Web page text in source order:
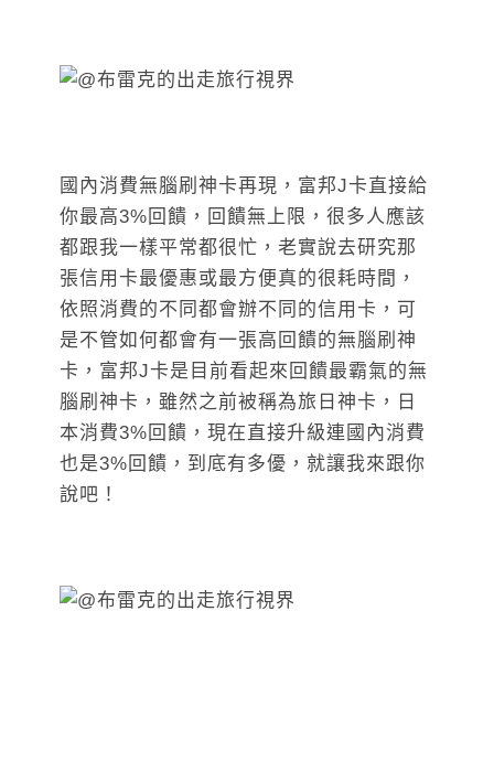
國內消費無腦刷神卡再現，富邦J卡直接給
你最高3%回饋，回饋無上限，很多人應該
都跟我一樣平常都很忙，老實說去研究那
張信用卡最優惠或最方便真的很耗時間，
依照消費的不同都會辦不同的信用卡，可
是不管如何都會有一張高回饋的無腦刷神
卡，富邦J卡是目前看起來回饋最霸氣的無
腦刷神卡，雖然之前被稱為旅日神卡，日
本消費3%回饋，現在直接升級連國內消費
也是3%回饋，到底有多優，就讓我來跟你
說吧！